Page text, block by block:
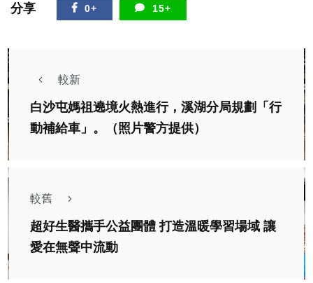
分享 0+ 15+
較新
白沙屯媽祖遶境火熱進行，溪湖分局規劃「行
動補給車」。（照片警方提供）
較舊
超好生醫攜手公益團體 打造溫暖學習場域 讓
愛在無聲中流動